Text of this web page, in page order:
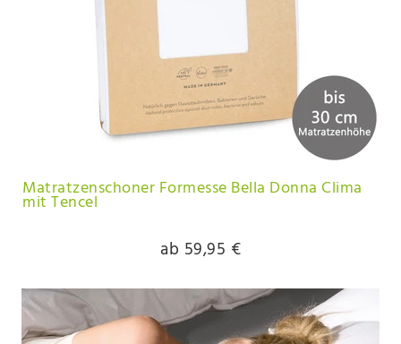
Matratzenschoner Formesse Bella Donna Clima
mit Tencel
ab 59,95 €